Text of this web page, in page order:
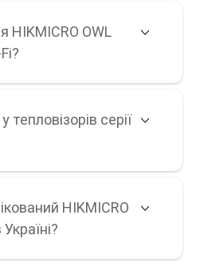
HIKMICRO OWL
тепловізорів серії
HIKMICRO